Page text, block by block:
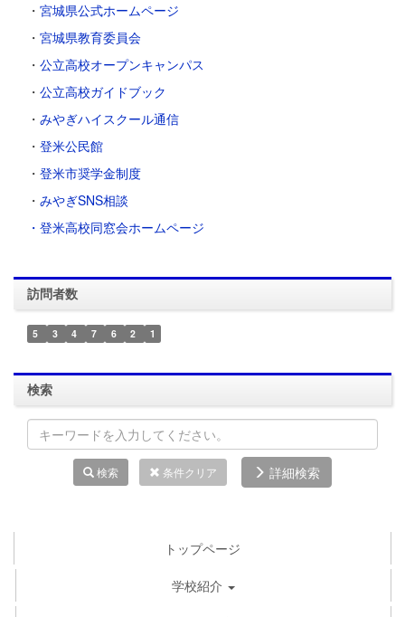
・ 宮城県公式ホームページ
・ 宮城県教育委員会
・ 公立高校オープンキャンパス
・ 公立高校ガイドブック
・ みやぎハイスクール通信
・ 登米公民館
・ 登米市奨学金制度
・ みやぎSNS相談
・登米高校同窓会ホームページ
訪問者数
5 3 4 7 6 2 1
検索
検索 条件クリア 詳細検索
トップページ
学校紹介